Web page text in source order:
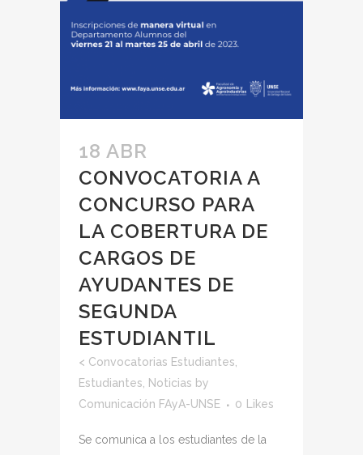
18 ABR
CONVOCATORIA A
CONCURSO PARA
LA COBERTURA DE
CARGOS DE
AYUDANTES DE
SEGUNDA
ESTUDIANTIL
< Convocatorias Estudiantes,
Estudiantes, Noticias by
Comunicación FAyA-UNSE
0 Likes
Se comunica a los estudiantes de la